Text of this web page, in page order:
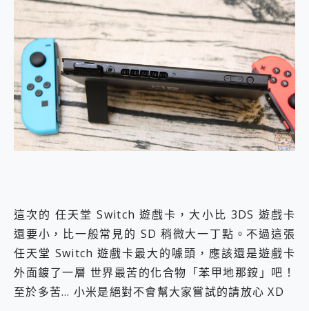
這次的 任天堂 Switch 遊戲卡，大小比 3DS 遊戲卡
還要小，比一般常見的 SD 稍微大一丁點。不過這張
任天堂 Switch 遊戲卡最大的噱頭，應該還是遊戲卡
外面鍍了一層 世界最苦的化合物「苯甲地那銨」吧！
至於多苦… 小米是絕對不會幫大家嘗試的請放心 XD